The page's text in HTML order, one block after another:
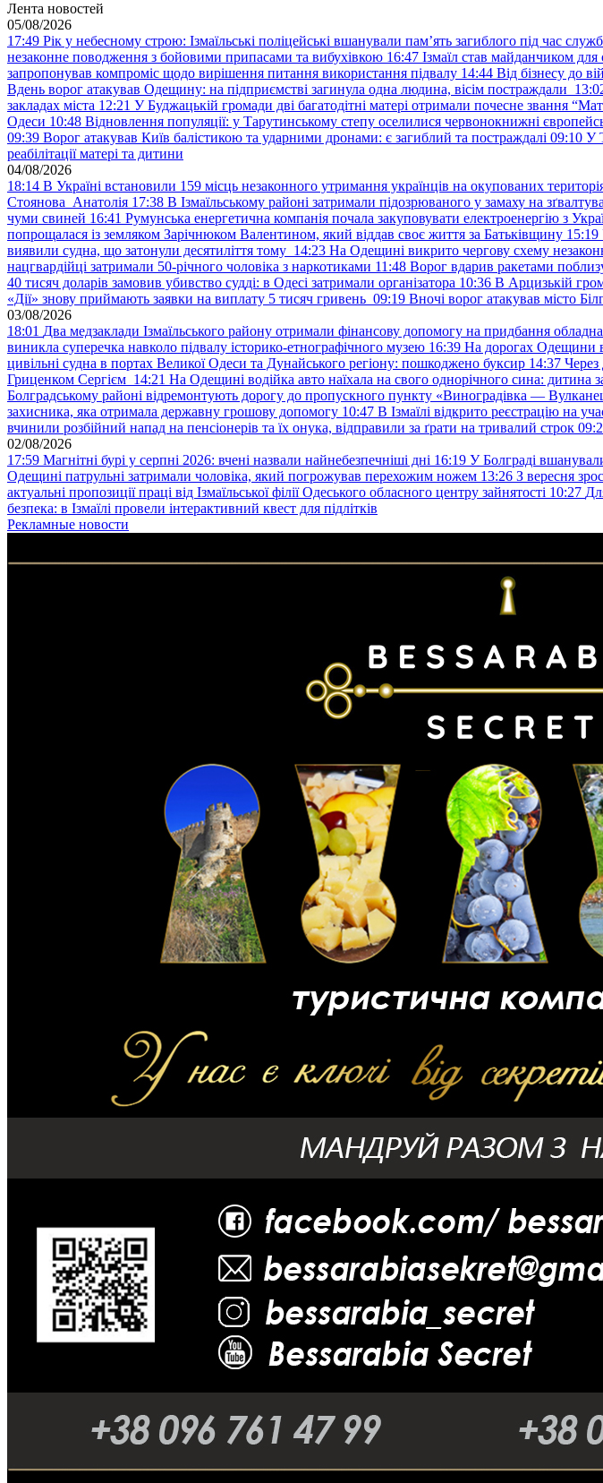
Лента новостей
05/08/2026
17:49 Рік у небесному строю: Ізмаїльські поліцейські вшанували пам’ять загиблого під час
незаконне поводження з бойовими припасами та вибухівкою 16:47 Ізмаїл став майданчиком
запропонував компроміс щодо вирішення питання використання підвалу 14:44 Від бізнесу до
Вдень ворог атакував Одещину: на підприємстві загинула одна людина, вісім постраждали
закладах міста 12:21 У Буджацькій громади дві багатодітні матері отримали почесне звання
Одеси 10:48 Відновлення популяції: у Тарутинському степу оселилися червонокнижні
09:39 Ворог атакував Київ балістикою та ударними дронами: є загиблий та постраждалі 09:10 У
реабілітації матері та дитини
04/08/2026
18:14 В Україні встановили 159 місць незаконного утримання українців на окупованих
Стоянова Анатолія 17:38 В Ізмаїльському районі затримали підозрюваного у замаху на
чуми свиней 16:41 Румунська енергетична компанія почала закуповувати електроенергію з
попрощалася із земляком Зарічнюком Валентином, який віддав своє життя за Батьківщину 15:19
виявили судна, що затонули десятиліття тому 14:23 На Одещині викрито чергову схему
нацгвардійці затримали 50-річного чоловіка з наркотиками 11:48 Ворог вдарив ракетами
40 тисяч доларів замовив убивство судді: в Одесі затримали організатора 10:36 В Арцизькій
«Дії» знову приймають заявки на виплату 5 тисяч гривень 09:19 Вночі ворог атакував місто
03/08/2026
18:01 Два медзаклади Ізмаїльського району отримали фінансову допомогу на придбання
виникла суперечка навколо підвалу історико-етнографічного музею 16:39 На дорогах Одещини
цивільні судна в портах Великої Одеси та Дунайського регіону: пошкоджено буксир 14:37 Через
Гриценком Сергієм 14:21 На Одещині водійка авто наїхала на свого однорічного сина: дитина
Болградському районі відремонтують дорогу до пропускного пункту «Виноградівка —
захисника, яка отримала державну грошову допомогу 10:47 В Ізмаїлі відкрито реєстрацію на
вчинили розбійний напад на пенсіонерів та їх онука, відправили за ґрати на тривалий строк
02/08/2026
17:59 Магнітні бурі у серпні 2026: вчені назвали найнебезпечніші дні 16:19 У Болграді
Одещині патрульні затримали чоловіка, який погрожував перехожим ножем 13:26 З вересня
актуальні пропозиції праці від Ізмаїльської філії Одеського обласного центру зайнятості 10:27
безпека: в Ізмаїлі провели інтерактивний квест для підлітків
Рекламные новости